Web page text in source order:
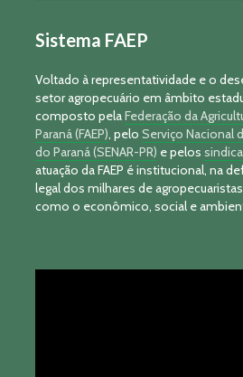
Sistema FAEP
Voltado à representatividade e o
setor agropecuário em âmbito
composto pelaFederação da
Paraná (FAEP) , pelo Serviço Nacional
do Paraná (SENAR-PR) e pelos
atuação da FAEP é institucional, na
legal dos milhares de
como o econômico, social e